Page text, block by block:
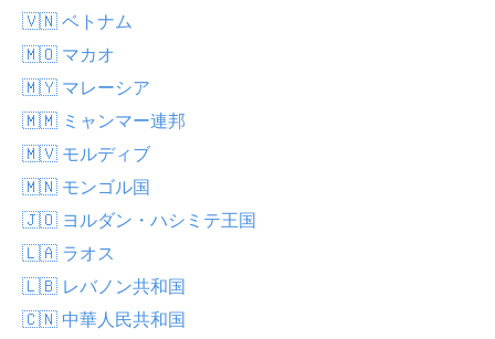
🇻🇳 ベトナム
🇲🇴 マカオ
🇲🇾 マレーシア
🇲🇲 ミャンマー連邦
🇲🇻 モルディブ
🇲🇳 モンゴル国
🇯🇴 ヨルダン・ハシミテ王国
🇱🇦 ラオス
🇱🇧 レバノン共和国
🇨🇳 中華人民共和国